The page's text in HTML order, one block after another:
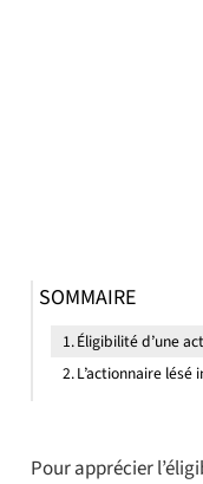
Pour apprécier
SOMMAIRE
Éligibilité d’une
L’actionnaire lésé